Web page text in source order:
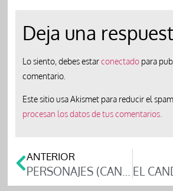
Deja una
Lo siento, debes estarconectadopara
comentario.
Este sitio usa Akismet para reducir el spam.
procesan los datos de tus comentarios.
ANTERIOR